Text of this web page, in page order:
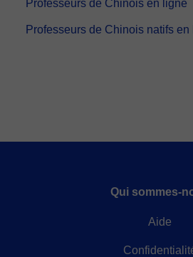
TEM‑8 English certificate. I have 3 years of teaching
children and adults and my
about understanding—I can
can totally relax and freely express
on your level, goals, and interests. In one word, if you
want to learn Chinese happily
Professeurs de Chinois en ligne
Professeurs de Chinois natifs en
Qui sommes-
Aide